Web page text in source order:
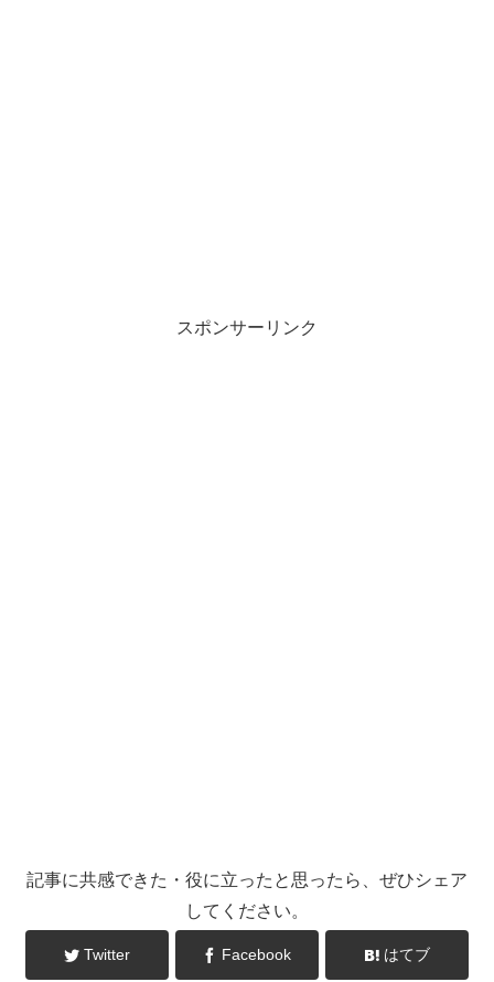
スポンサーリンク
記事に共感できた・役に立ったと思ったら、ぜひシェア
してください。
Twitter Facebook はてブ